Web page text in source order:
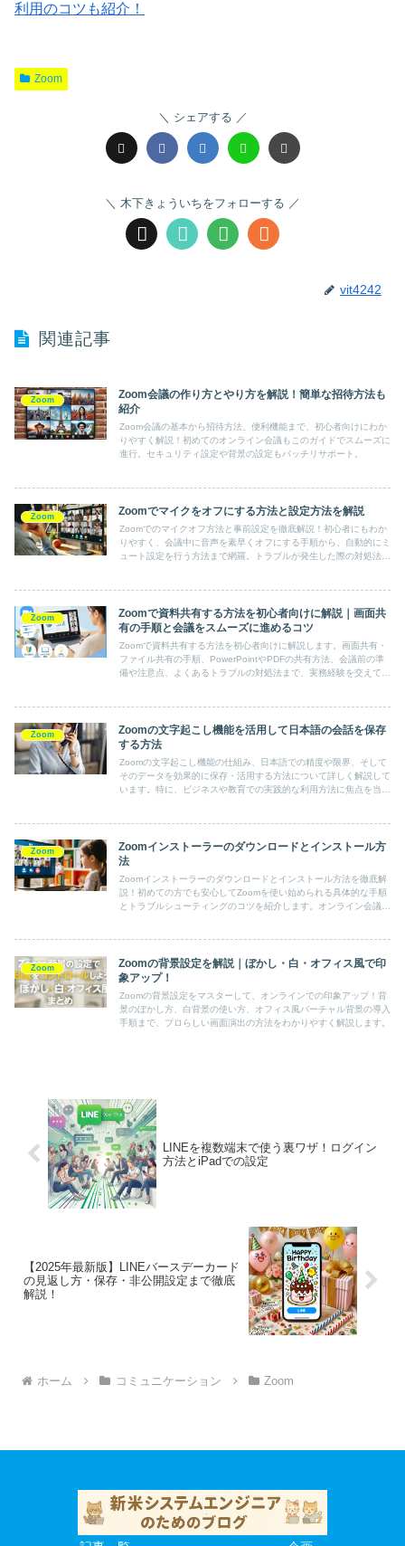
利用のコツも紹介！
Zoom
シェアする
木下きょういちをフォローする
vit4242
関連記事
Zoom
Zoom会議の作り方とやり方を解説！簡単な招待方法も
紹介
Zoom会議の基本から招待方法、便利機能まで、初心者向けにわか
りやすく解説！初めてのオンライン会議もこのガイドでスムーズに
進行。セキュリティ設定や背景の設定もバッチリサポート。
Zoom Zoomでマイクをオフにする方法と設定方法を解説
Zoomでのマイクオフ方法と事前設定を徹底解説！初心者にもわか
りやすく、会議中に音声を素早くオフにする手順から、自動的にミ
ュート設定を行う方法まで網羅。トラブルが発生した際の対処法も
Zoom
Zoomで資料共有する方法を初心者向けに解説｜画面共
有の手順と会議をスムーズに進めるコツ
Zoomで資料共有する方法を初心者向けに解説します。画面共有・
ファイル共有の手順、PowerPointやPDFの共有方法、会議前の準
備や注意点、よくあるトラブルの対処法まで、実務経験を交えてわ
Zoom
Zoomの文字起こし機能を活用して日本語の会話を保存
する方法
Zoomの文字起こし機能の仕組み、日本語での精度や限界、そして
そのデータを効果的に保存・活用する方法について詳しく解説して
います。特に、ビジネスや教育での実践的な利用方法に焦点を当て
Zoom
Zoomインストーラーのダウンロードとインストール方
法
Zoomインストーラーのダウンロードとインストール方法を徹底解
説！初めての方でも安心してZoomを使い始められる具体的な手順
とトラブルシューティングのコツを紹介します。オンライン会議の
Zoom
Zoomの背景設定を解説｜ぼかし・白・オフィス風で印
象アップ！
Zoomの背景設定をマスターして、オンラインでの印象アップ！背
景のぼかし方、白背景の使い方、オフィス風バーチャル背景の導入
手順まで、プロらしい画面演出の方法をわかりやすく解説します。
LINEを複数端末で使う裏ワザ！ログイン
方法とiPadでの設定
【2025年最新版】LINEバースデーカード
の見返し方・保存・非公開設定まで徹底
解説！
ホーム コミュニケーション Zoom